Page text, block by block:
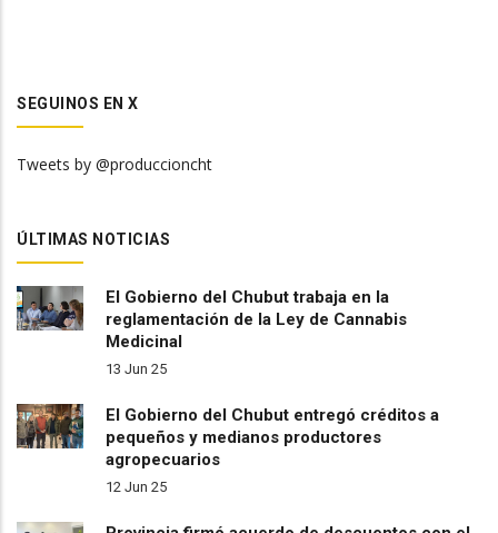
SEGUINOS EN X
Tweets by @produccioncht
ÚLTIMAS NOTICIAS
El Gobierno del Chubut trabaja en la
reglamentación de la Ley de Cannabis
Medicinal
13 Jun 25
El Gobierno del Chubut entregó créditos a
pequeños y medianos productores
agropecuarios
12 Jun 25